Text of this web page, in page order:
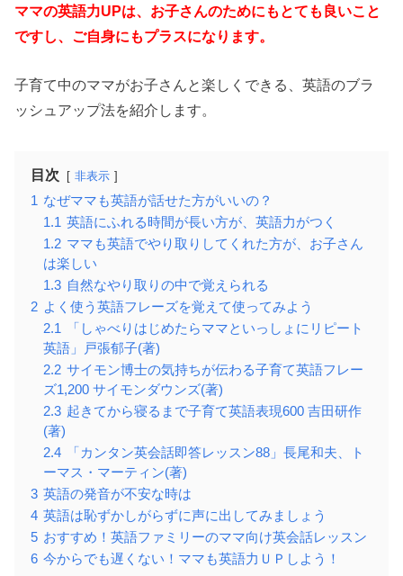
ママの英語力UPは、お子さんのためにもとても良いこと
ですし、ご自身にもプラスになります。
子育て中のママがお子さんと楽しくできる、英語のブラ
ッシュアップ法を紹介します。
目次 非表示
1 なぜママも英語が話せた方がいいの？
1.1 英語にふれる時間が長い方が、英語力がつく
1.2 ママも英語でやり取りしてくれた方が、お子さん
は楽しい
1.3 自然なやり取りの中で覚えられる
2 よく使う英語フレーズを覚えて使ってみよう
2.1
「しゃべりはじめたらママといっしょにリピート
英語」戸張郁子(著)
2.2 サイモン博士の気持ちが伝わる子育て英語フレー
ズ1,200 サイモンダウンズ(著)
2.3 起きてから寝るまで子育て英語表現600 吉田研作
(著)
2.4
「カンタン英会話即答レッスン88」長尾和夫、ト
ーマス・マーティン(著)
3 英語の発音が不安な時は
4 英語は恥ずかしがらずに声に出してみましょう
5 おすすめ！英語ファミリーのママ向け英会話レッスン
6 今からでも遅くない！ママも英語力ＵＰしよう！